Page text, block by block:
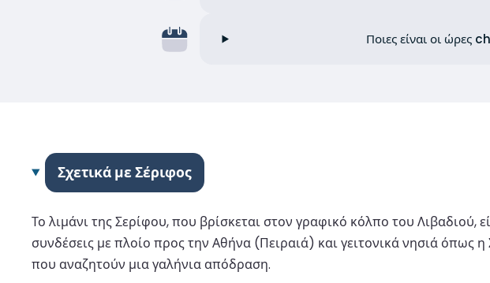
Ποιες είναι οι ώρες
Σχετικά με Σέριφος
Το λιμάνι της Σερίφου, που βρίσκεται στον γραφικό κόλπο του Λιβαδιού,
συνδέσεις με πλοίο προς την Αθήνα (Πειραιά) και γειτονικά νησιά όπως
που αναζητούν μια γαλήνια απόδραση.